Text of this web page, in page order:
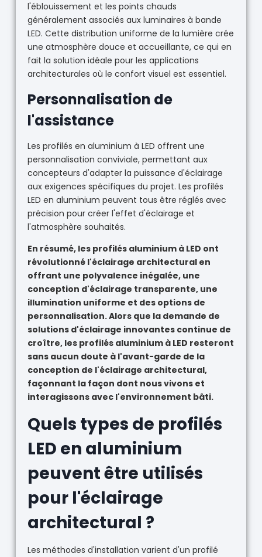
l'éblouissement et les points chauds
généralement associés aux luminaires à bande
LED. Cette distribution uniforme de la lumière crée
une atmosphère douce et accueillante, ce qui en
fait la solution idéale pour les applications
architecturales où le confort visuel est essentiel.
Personnalisation de
l'assistance
Les profilés en aluminium à LED offrent une
personnalisation conviviale, permettant aux
concepteurs d'adapter la puissance d'éclairage
aux exigences spécifiques du projet. Les profilés
LED en aluminium peuvent tous être réglés avec
précision pour créer l'effet d'éclairage et
l'atmosphère souhaités.
En résumé, les profilés aluminium à LED ont
révolutionné l'éclairage architectural en
offrant une polyvalence inégalée, une
conception d'éclairage transparente, une
illumination uniforme et des options de
personnalisation. Alors que la demande de
solutions d'éclairage innovantes continue de
croître, les profilés aluminium à LED resteront
sans aucun doute à l'avant-garde de la
conception de l'éclairage architectural,
façonnant la façon dont nous vivons et
interagissons avec l'environnement bâti.
Quels types de profilés
LED en aluminium
peuvent être utilisés
pour l'éclairage
architectural ?
Les méthodes d'installation varient d'un profilé